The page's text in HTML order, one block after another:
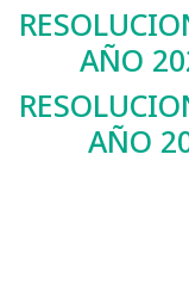
AÑO
AÑO